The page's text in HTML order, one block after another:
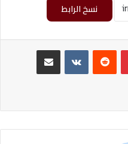
نسخ الرابط
بينتيريست
مشاركة عبر البريد